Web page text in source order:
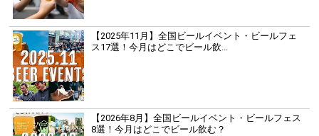
【2025年11月】全国ビールイベント・ビールフェ
ス17選！今月はどこでビール飲...
【2026年8月】全国ビールイベント・ビールフェス
8選！今月はどこでビール飲む？